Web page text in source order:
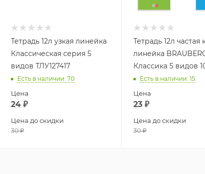
Тетрадь 12л узкая линейка
Классическая серия 5
видов ТЛУ127417
Есть в наличии: 70
Цена
24 ₽
Цена до скидки
30₽
Тетрадь 12л частая
линейка
Классика 5 видов
Есть в наличии: 15
Цена
23 ₽
Цена до скидки
30₽